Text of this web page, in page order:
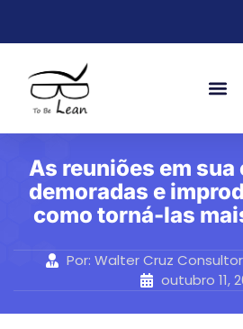
As reuniões em sua
demoradas e
como torná-las
Por: Walter Cruz
outubro 11,